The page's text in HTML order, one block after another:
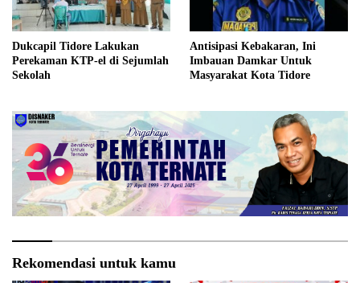
Dukcapil Tidore Lakukan
Perekaman KTP-el di Sejumlah
Sekolah
Antisipasi Kebakaran, Ini
Imbauan Damkar Untuk
Masyarakat Kota Tidore
Rekomendasi untuk kamu